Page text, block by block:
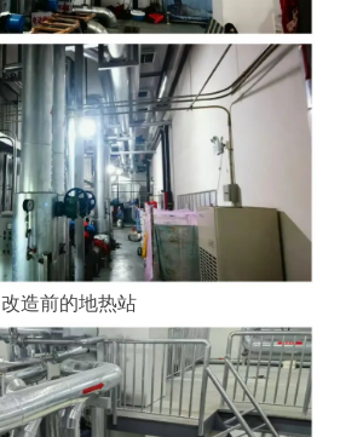
改造前的地热站